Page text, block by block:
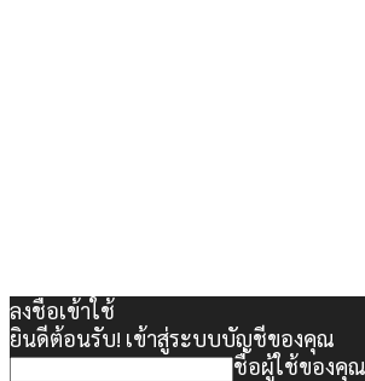
ลงชื่อเข้าใช้
ยินดีต้อนรับ! เข้าสู่ระบบบัญชีของคุณ
ชื่อผู้ใช้ของคุณ